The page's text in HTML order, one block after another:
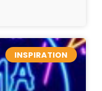
INSPIRATION